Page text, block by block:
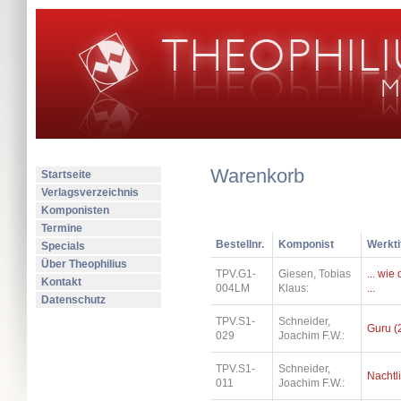
Startseite
Verlagsverzeichnis
Komponisten
Termine
Specials
Über Theophilius
Kontakt
Datenschutz
Warenkorb
Bestellnr. Komponist
TPV.G1-
004LM
Giesen, Tobias
Klaus:
... wie
...
TPV.S1-
029
Schneider,
Joachim F.W.:
Guru
TPV.S1-
011
Schneider,
Joachim F.W.: